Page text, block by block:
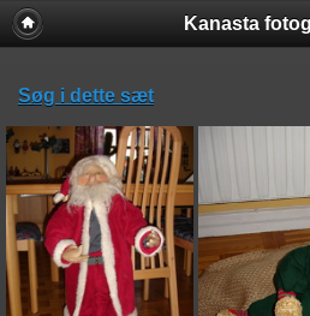
Kanasta
Søg i dette sæt